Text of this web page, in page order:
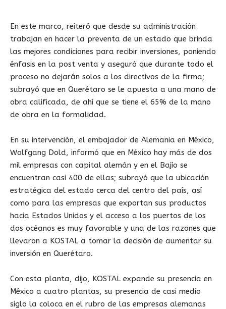
En este marco, reiteró que desde su administración
trabajan en hacer la preventa de un estado que brinda
las mejores condiciones para recibir inversiones, poniendo
énfasis en la post venta y aseguró que durante todo el
proceso no dejarán solos a los directivos de la firma;
subrayó que en Querétaro se le apuesta a una mano de
obra calificada, de ahí que se tiene el 65% de la mano
de obra en la formalidad.
En su intervención, el embajador de Alemania en México,
Wolfgang Dold, informó que en México hay más de dos
mil empresas con capital alemán y en el Bajío se
encuentran casi 400 de ellas; subrayó que la ubicación
estratégica del estado cerca del centro del país, así
como para las empresas que exportan sus productos
hacia Estados Unidos y el acceso a los puertos de los
dos océanos es muy favorable y una de las razones que
llevaron a KOSTAL a tomar la decisión de aumentar su
inversión en Querétaro.
Con esta planta, dijo, KOSTAL expande su presencia en
México a cuatro plantas, su presencia de casi medio
siglo la coloca en el rubro de las empresas alemanas